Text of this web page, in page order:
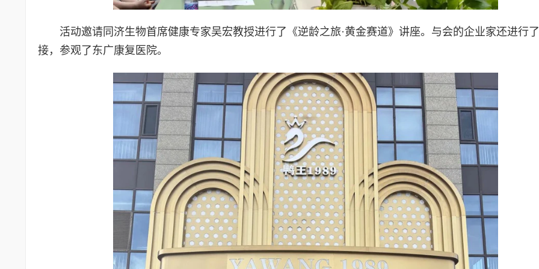
活动邀请同济生物首席健康专家吴宏教授进行了《逆龄之旅·黄金赛道》讲座。与会的企业家还进行
接，参观了东广康复医院。